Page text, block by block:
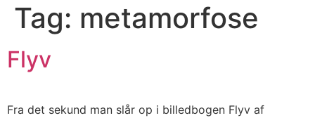
Tag: metamorfose
Flyv
Fra det sekund man slår op i billedbogen Flyv af